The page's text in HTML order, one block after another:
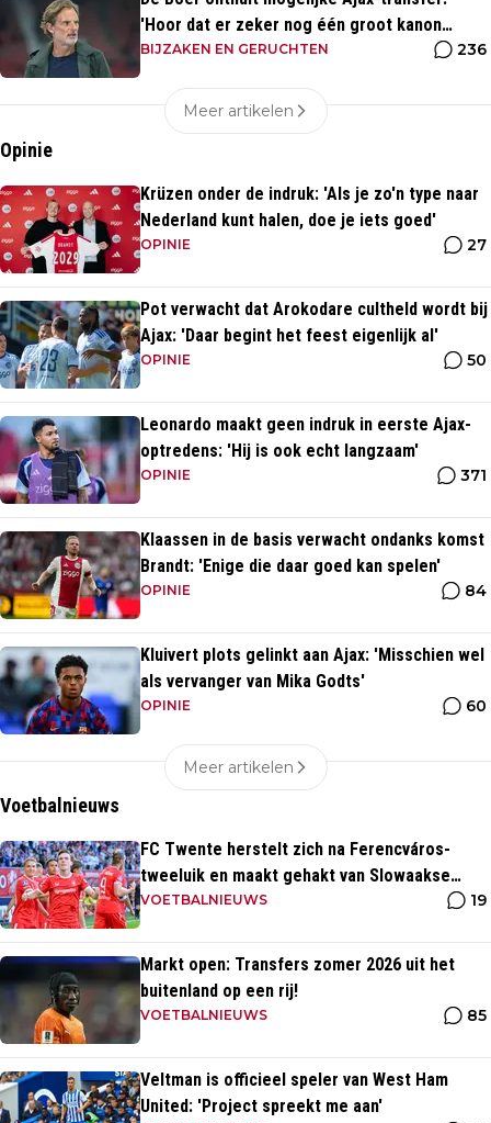
'Hoor dat er zeker nog één groot kanon
aankomt'
BIJZAKEN EN GERUCHTEN 236
Meer artikelen
Opinie
Krüzen onder de indruk: 'Als je zo'n type naar
Nederland kunt halen, doe je iets goed'
OPINIE 27
Pot verwacht dat Arokodare cultheld wordt bij
Ajax: 'Daar begint het feest eigenlijk al'
OPINIE 50
Leonardo maakt geen indruk in eerste Ajax-
optredens: 'Hij is ook echt langzaam'
OPINIE 371
Klaassen in de basis verwacht ondanks komst
Brandt: 'Enige die daar goed kan spelen'
OPINIE 84
Kluivert plots gelinkt aan Ajax: 'Misschien wel
als vervanger van Mika Godts'
OPINIE 60
Meer artikelen
Voetbalnieuws
FC Twente herstelt zich na Ferencváros-
tweeluik en maakt gehakt van Slowaakse
opponent
VOETBALNIEUWS 19
Markt open: Transfers zomer 2026 uit het
buitenland op een rij!
VOETBALNIEUWS 85
Veltman is officieel speler van West Ham
United: 'Project spreekt me aan'